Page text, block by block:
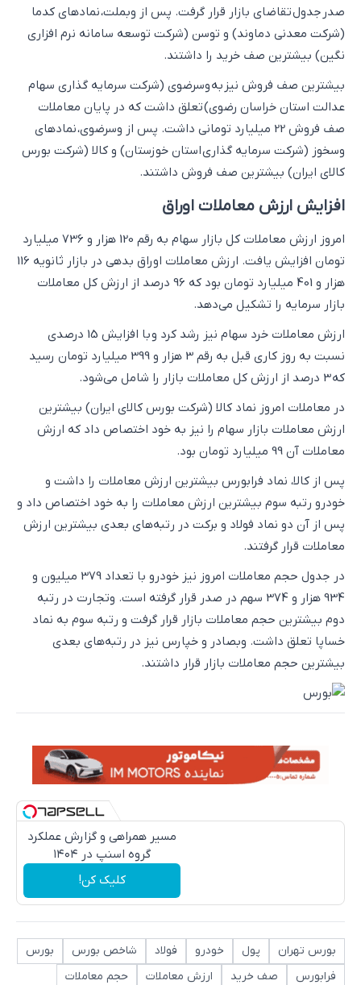
صدر جدول تقاضای بازار قرار گرفت. پس از وبملت، نمادهای کدما
(شرکت معدنی دماوند) و توسن (شرکت توسعه سامانه نرم افزاری
نگین) بیشترین صف خرید را داشتند.
بیشترین صف فروش نیز به وسرضوی (شرکت سرمایه گذاری سهام
عدالت استان خراسان رضوی) تعلق داشت که در پایان معاملات
صف فروش 22 میلیارد تومانی داشت. پس از وسرضوی، نمادهای
وسخوز (شرکت سرمایه گذاری استان خوزستان) و کالا (شرکت بورس
کالای ایران) بیشترین صف فروش داشتند.
افزایش ارزش معاملات اوراق
امروز ارزش معاملات کل بازار سهام به رقم 120 هزار و 736 میلیارد
تومان افزایش یافت. ارزش معاملات اوراق بدهی در بازار ثانویه 116
هزار و 401 میلیارد تومان بود که 96 درصد از ارزش کل معاملات
بازار سرمایه را تشکیل می‌دهد.
ارزش معاملات خرد سهام نیز رشد کرد و با افزایش 15 درصدی
نسبت به روز کاری قبل به رقم 3 هزار و 399 میلیارد تومان رسید
که 3 درصد از ارزش کل معاملات بازار را شامل می‌شود.
در معاملات امروز نماد کالا (شرکت بورس کالای ایران) بیشترین
ارزش معاملات بازار سهام را نیز به خود اختصاص داد که ارزش
معاملات آن 99 میلیارد تومان بود.
پس از کالا، نماد فرابورس بیشترین ارزش معاملات را داشت و
خودرو رتبه سوم بیشترین ارزش معاملات را به خود اختصاص داد و
پس از آن دو نماد فولاد و برکت در رتبه‌های بعدی بیشترین ارزش
معاملات قرار گرفتند.
در جدول حجم معاملات امروز نیز خودرو با تعداد 379 میلیون و
934 هزار و 374 سهم در صدر قرار گرفته است. وتجارت در رتبه
دوم بیشترین حجم معاملات بازار قرار گرفت و رتبه سوم به نماد
خساپا تعلق داشت. وبصادر و خپارس نیز در رتبه‌های بعدی
بیشترین حجم معاملات بازار قرار داشتند.
مسیر همراهی و گزارش عملکرد
گروه اسنپ در ۱۴۰۴
کلیک کن!
بورس تهران پول خودرو فولاد شاخص بورس
بورس
فرابورس
صف خرید ارزش معاملات
حجم معاملات